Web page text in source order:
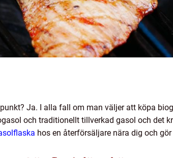
Ja. I alla fall om man väljer att köpa
och traditionellt tillverkad gasol och det
hos en återförsäljare nära dig och